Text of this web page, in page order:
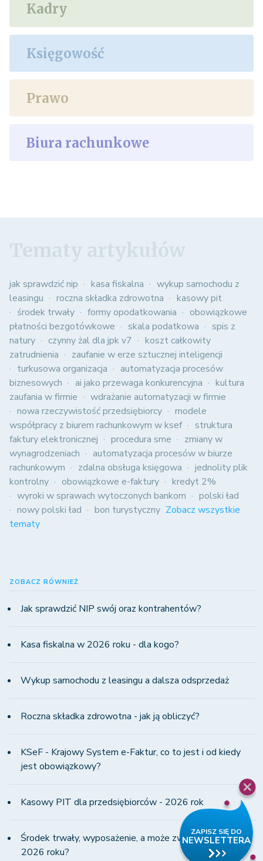
Kadry
Księgowość
Prawo
Biura rachunkowe
jak sprawdzić nip kasa fiskalna
wykup samochodu z
leasingu
roczna składka zdrowotna
kasowy pit
środek trwały
formy opodatkowania
obowiązkowe
płatności bezgotówkowe
skala podatkowa
spis z
natury
czynny żal dla jpk v7
koszt całkowity
zatrudnienia
zaufanie w erze sztucznej inteligencji
turkusowa organizacja
automatyzacja procesów
biznesowych
ai jako przewaga konkurencyjna
kultura
zaufania w firmie
wdrażanie automatyzacji w firmie
nowa rzeczywistość przedsiębiorcy
modele
współpracy z biurem rachunkowym w ksef
struktura
faktury elektronicznej
procedura sme
zmiany w
wynagrodzeniach
automatyzacja procesów w biurze
rachunkowym
zdalna obsługa księgowa
jednolity plik
kontrolny
obowiązkowe e-faktury
kredyt 2%
wyroki w sprawach wytoczonych bankom
polski ład
nowy polski ład
bon turystyczny Zobacz wszystkie
tematy
ZOBACZ RÓWNIEŻ
Jak sprawdzić NIP swój oraz kontrahentów?
Kasa fiskalna w 2026 roku - dla kogo?
Wykup samochodu z leasingu a dalsza odsprzedaż
Roczna składka zdrowotna - jak ją obliczyć?
KSeF - Krajowy System e-Faktur, co to jest i od kiedy
jest obowiązkowy?
Kasowy PIT dla przedsiębiorców - 2026 rok
Środek trwały, wyposażenie, a może zwykły wydatek w
2026 roku?